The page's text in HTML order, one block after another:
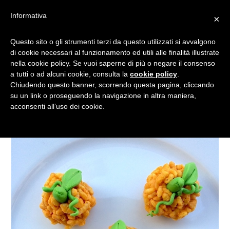
ZUCCHE DI RISO SOFFIATO
E CIOCCOLATO PER UN
DOLCE HALLOWEEN
×
Informativa
Questo sito o gli strumenti terzi da questo utilizzati si avvalgono
di cookie necessari al funzionamento ed utili alle finalità illustrate
nella cookie policy. Se vuoi saperne di più o negare il consenso
a tutti o ad alcuni cookie, consulta la cookie policy
Chiudendo questo banner, scorrendo questa pagina, cliccando
su un link o proseguendo la navigazione in altra maniera,
acconsenti all’uso dei cookie.